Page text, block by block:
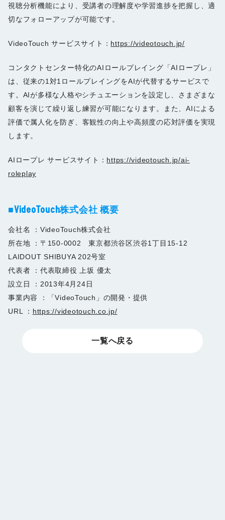
視聴分析機能により、受講者の理解度や学習進捗を把握し、適
切なフォローアップが可能です。
VideoTouch サービスサイト： https://videotouch.jp/
コンタクトセンター特化のAIロールプレイング「AIロープレ」
は、従来の1対1ロールプレイングをAIが代替するサービスで
す。AIが多様な人格やシチュエーションを設定し、さまざまな
顧客を演じて繰り返し練習が可能になります。また、AIによる
評価で属人化を防ぎ、客観性の向上や高頻度の応対評価を実現
します。
AIロープレ サービスサイト： https://videotouch.jp/ai-
roleplay
■VideoTouch株式会社 概要
会社名 ：VideoTouch株式会社
所在地 ：〒150-0002 東京都渋谷区渋谷1丁目15-12
LAIDOUT SHIBUYA 202号室
代表者 ：代表取締役 上坂 優太
設立日 ：2013年4月24日
事業内容 ：「VideoTouch」の開発・提供
URL ： https://videotouch.co.jp/
一覧へ戻る